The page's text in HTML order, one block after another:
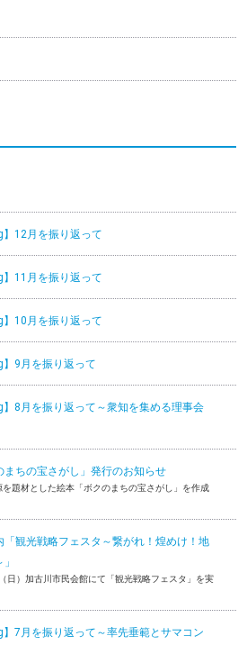
】12月を振り返って
】11月を振り返って
】10月を振り返って
】9月を振り返って
】8月を振り返って～衆知を集める理事会
まちの宝さがし」発行のお知らせ
を題材とした絵本「ボクのまちの宝さがし」を作成
「観光戦略フェスタ～繋がれ！煌めけ！地
日）加古川市民会館にて「観光戦略フェスタ」を実
】7月を振り返って～率先垂範とサマコン